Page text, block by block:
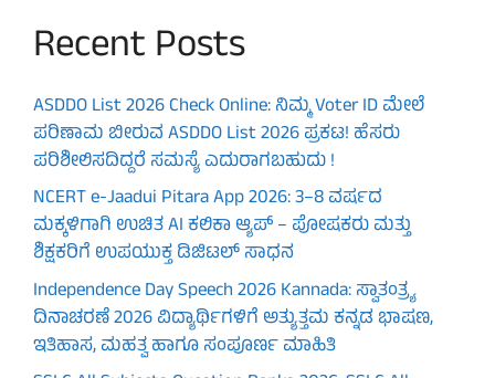
Recent Posts
ASDDO List 2026 Check Online: ನಿಮ್ಮ Voter ID ಮೇಲೆ
ಪರಿಣಾಮ ಬೀರುವ ASDDO List 2026 ಪ್ರಕಟ! ಹೆಸರು
ಪರಿಶೀಲಿಸದಿದ್ದರೆ ಸಮಸ್ಯೆ ಎದುರಾಗಬಹುದು !
NCERT e-Jaadui Pitara App 2026: 3–8 ವರ್ಷದ
ಮಕ್ಕಳಿಗಾಗಿ ಉಚಿತ AI ಕಲಿಕಾ ಆ್ಯಪ್ – ಪೋಷಕರು ಮತ್ತು
ಶಿಕ್ಷಕರಿಗೆ ಉಪಯುಕ್ತ ಡಿಜಿಟಲ್ ಸಾಧನ
Independence Day Speech 2026 Kannada: ಸ್ವಾತಂತ್ರ್ಯ
ದಿನಾಚರಣೆ 2026 ವಿದ್ಯಾರ್ಥಿಗಳಿಗೆ ಅತ್ಯುತ್ತಮ ಕನ್ನಡ ಭಾಷಣ,
ಇತಿಹಾಸ, ಮಹತ್ವ ಹಾಗೂ ಸಂಪೂರ್ಣ ಮಾಹಿತಿ